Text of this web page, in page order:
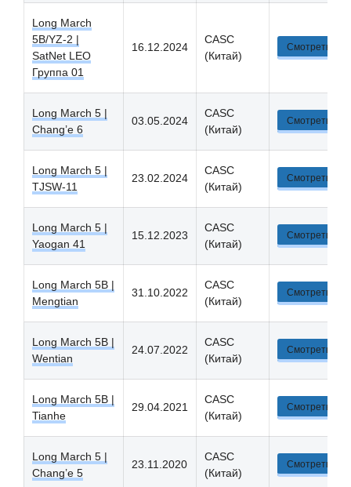
Long March
5B/YZ-2 |
SatNet LEO
Группа 01
16.12.2024
CASC
(Китай)
Смотреть
Long March 5 |
Chang’e 6
03.05.2024
CASC
(Китай)
Смотреть
Long March 5 |
TJSW-11
23.02.2024
CASC
(Китай)
Смотреть
Long March 5 |
Yaogan 41
15.12.2023
CASC
(Китай)
Смотреть
Long March 5B |
Mengtian
31.10.2022
CASC
(Китай)
Смотреть
Long March 5B |
Wentian
24.07.2022
CASC
(Китай)
Смотреть
Long March 5B |
Tianhe
29.04.2021
CASC
(Китай)
Смотреть
Long March 5 |
Chang’e 5
23.11.2020
CASC
(Китай)
Смотреть